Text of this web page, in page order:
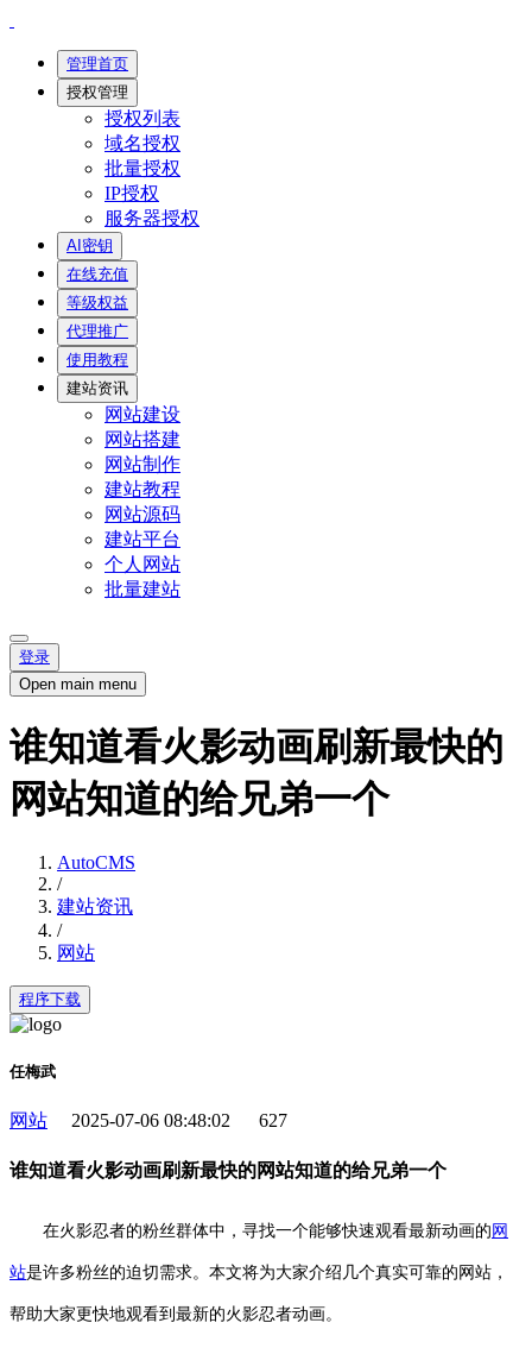
管理首页
授权管理
授权列表
域名授权
批量授权
IP授权
服务器授权
AI密钥
在线充值
等级权益
代理推广
使用教程
建站资讯
网站建设
网站搭建
网站制作
建站教程
网站源码
建站平台
个人网站
批量建站
登录
Open main menu
谁知道看火影动画刷新最快的
网站知道的给兄弟一个
AutoCMS
/
建站资讯
/
网站
程序下载
任梅武
网站 2025-07-06 08:48:02 627
谁知道看火影动画刷新最快的网站知道的给兄弟一个
在火影忍者的粉丝群体中，寻找一个能够快速观看最新动画的 网
站是许多粉丝的迫切需求。本文将为大家介绍几个真实可靠的网站，
帮助大家更快地观看到最新的火影忍者动画。